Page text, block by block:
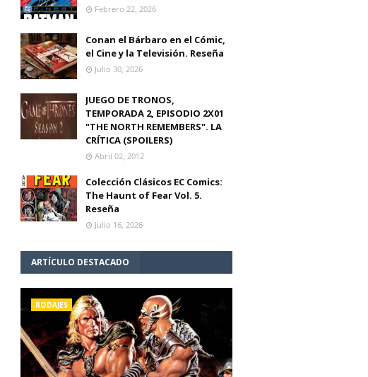
Febrero 22, 2026
Conan el Bárbaro en el Cómic,
el Cine y la Televisión. Reseña
Julio 30, 2026
JUEGO DE TRONOS,
TEMPORADA 2, EPISODIO 2X01
"THE NORTH REMEMBERS". LA
CRÍTICA (SPOILERS)
Abril 02, 2012
Colección Clásicos EC Comics:
The Haunt of Fear Vol. 5.
Reseña
Julio 16, 2026
ARTÍCULO DESTACADO
RODAJES